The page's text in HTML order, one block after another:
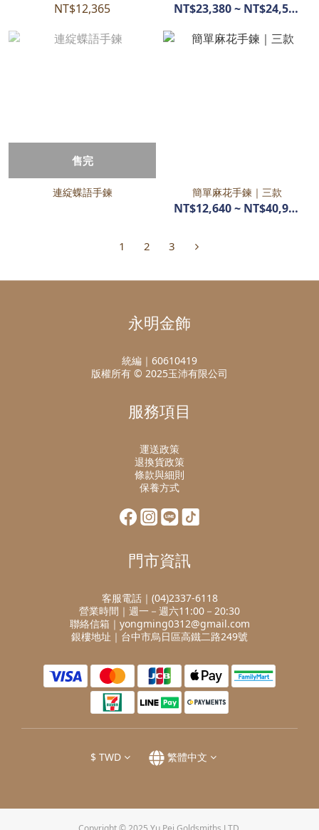
NT$12,365 NT$23,380 ~ NT$24,515
售完
連綻蝶語手鍊 簡單麻花手鍊｜三款
NT$12,640 ~ NT$40,970
1 2 3
永明金飾
統編｜60610419
版權所有 © 2025玉沛有限公司
服務項目
運送政策
退換貨政策
條款與細則
保養方式
門市資訊
客服電話｜(04)2337-6118
營業時間｜週一－週六11:00－20:30
聯絡信箱｜yongming0312@gmail.com
銀樓地址｜台中市烏日區高鐵二路249號
$ TWD 繁體中文